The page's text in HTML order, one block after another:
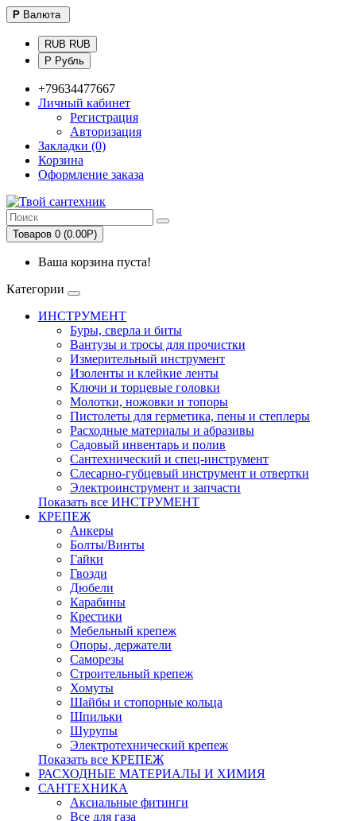
Р Валюта
RUB RUB
Р Рубль
+79634477667
Личный кабинет
Регистрация
Авторизация
Закладки (0)
Корзина
Оформление заказа
Товаров 0 (0.00Р)
Ваша корзина пуста!
Категории
ИНСТРУМЕНТ
Буры, сверла и биты
Вантузы и тросы для прочистки
Измерительный инструмент
Изоленты и клейкие ленты
Ключи и торцевые головки
Молотки, ножовки и топоры
Пистолеты для герметика, пены и степлеры
Расходные материалы и абразивы
Садовый инвентарь и полив
Сантехнический и спец-инструмент
Слесарно-губцевый инструмент и отвертки
Электроинструмент и запчасти
Показать все ИНСТРУМЕНТ
КРЕПЕЖ
Анкеры
Болты/Винты
Гайки
Гвозди
Дюбели
Карабины
Крестики
Мебельный крепеж
Опоры, держатели
Саморезы
Строительный крепеж
Хомуты
Шайбы и стопорные кольца
Шпильки
Шурупы
Электротехнический крепеж
Показать все КРЕПЕЖ
РАСХОДНЫЕ МАТЕРИАЛЫ И ХИМИЯ
САНТЕХНИКА
Аксиальные фитинги
Все для газа